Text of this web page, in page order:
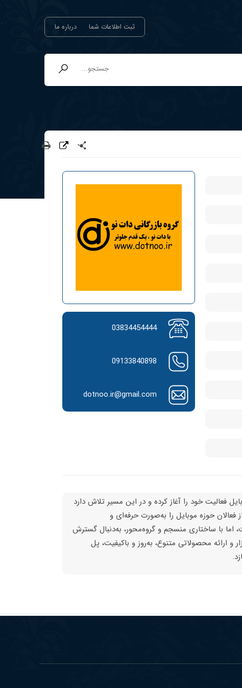
ثبت اطلاعات شما درباره ما
03834454444
09133840898
dotnoo.ir@gmail.com
فعالیت خود را آغاز کرده و در این مسیر تلاش دارد
فعالان حوزه موبایل را به‌صورت حرفه‌ای و
با ساختاری منسجم و گروه‌محور، به‌دنبال گسترش
ارائه محصولاتی متنوع، به‌روز و باکیفیت، پل